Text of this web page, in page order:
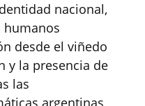
nacional,
humanos
desde el viñedo
y la presencia de
las
argentinas